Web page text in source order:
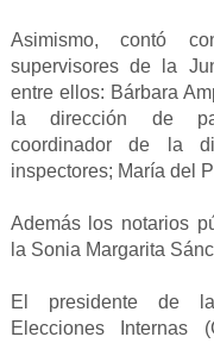
Asimismo, contó
supervisores de la
entre ellos: Bárbara
la dirección de
coordinador de la
inspectores; María del
Además los notarios
la Sonia Margarita
El presidente de
Elecciones Internas